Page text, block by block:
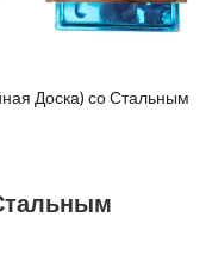
Доска) со Стальным